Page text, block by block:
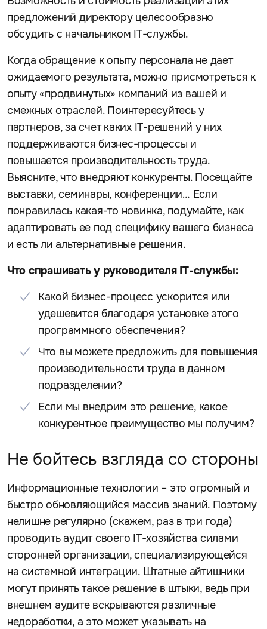
предложений директору целесообразно
обсудить с начальником IT-службы.
Когда обращение к опыту персонала не дает
ожидаемого результата, можно присмотреться к
опыту «продвинутых» компаний из вашей и
смежных отраслей. Поинтересуйтесь у
партнеров, за счет каких IT-решений у них
поддерживаются бизнес-процессы и
повышается производительность труда.
Выясните, что внедряют конкуренты. Посещайте
выставки, семинары, конференции… Если
понравилась какая-то новинка, подумайте, как
адаптировать ее под специфику вашего бизнеса
и есть ли альтернативные решения.
Что спрашивать у руководителя IT-службы:
Какой бизнес-процесс ускорится или
удешевится благодаря установке этого
программного обеспечения?
Что вы можете предложить для повышения
производительности труда в данном
подразделении?
Если мы внедрим это решение, какое
конкурентное преимущество мы получим?
Не бойтесь взгляда со стороны
Информационные технологии – это огромный и
быстро обновляющийся массив знаний. Поэтому
нелишне регулярно (скажем, раз в три года)
проводить аудит своего IT-хозяйства силами
сторонней организации, специализирующейся
на системной интеграции. Штатные айтишники
могут принять такое решение в штыки, ведь при
внешнем аудите вскрываются различные
недоработки, а это может указывать на